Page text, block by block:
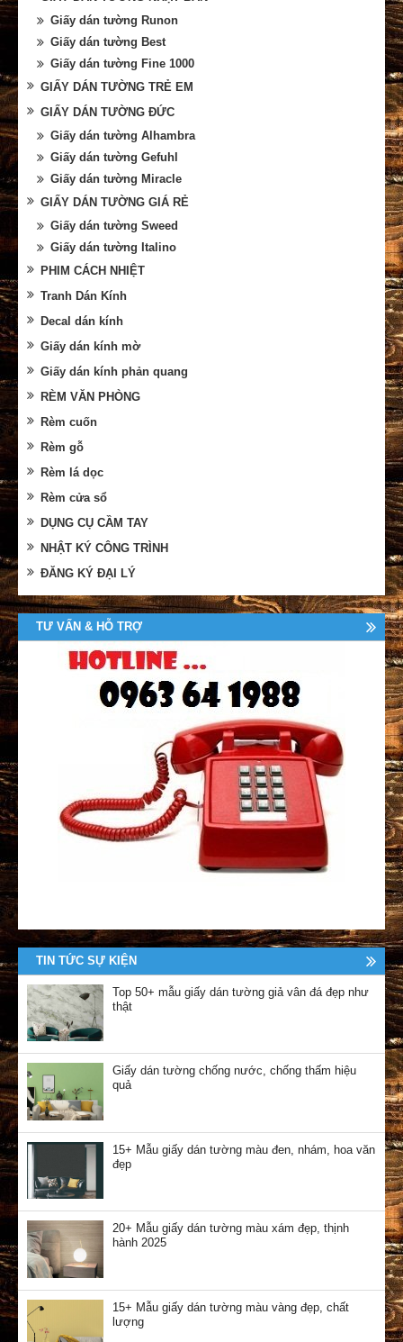
Giấy dán tường Runon
Giấy dán tường Best
Giấy dán tường Fine 1000
GIẤY DÁN TƯỜNG TRẺ EM
GIẤY DÁN TƯỜNG ĐỨC
Giấy dán tường Alhambra
Giấy dán tường Gefuhl
Giấy dán tường Miracle
GIẤY DÁN TƯỜNG GIÁ RẺ
Giấy dán tường Sweed
Giấy dán tường Italino
PHIM CÁCH NHIỆT
Tranh Dán Kính
Decal dán kính
Giấy dán kính mờ
Giấy dán kính phản quang
RÈM VĂN PHÒNG
Rèm cuốn
Rèm gỗ
Rèm lá dọc
Rèm cửa sổ
DỤNG CỤ CẦM TAY
NHẬT KÝ CÔNG TRÌNH
ĐĂNG KÝ ĐẠI LÝ
TƯ VẤN & HỖ TRỢ
TIN TỨC SỰ KIỆN
Top 50+ mẫu giấy dán tường giả vân đá đẹp như
thật
Giấy dán tường chống nước, chống thấm hiệu
quả
15+ Mẫu giấy dán tường màu đen, nhám, hoa văn
đẹp
20+ Mẫu giấy dán tường màu xám đẹp, thịnh
hành 2025
15+ Mẫu giấy dán tường màu vàng đẹp, chất
lượng